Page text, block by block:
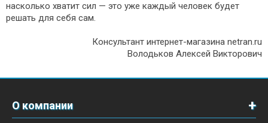
насколько хватит сил — это уже каждый человек будет
решать для себя сам.
Консультант интернет-магазина netran.ru
Володьков Алексей Викторович
О компании